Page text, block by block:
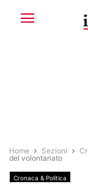
Home Sezioni
del volontariato
Cronaca & Politica